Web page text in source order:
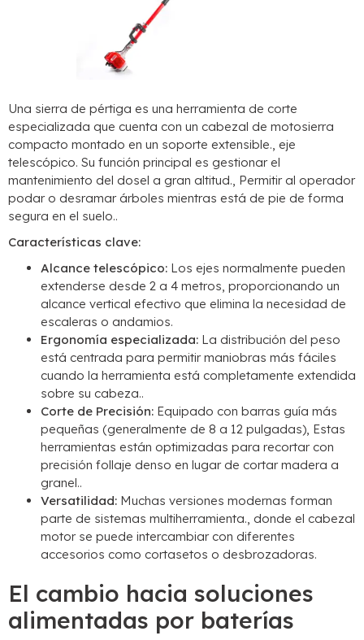
Una sierra de pértiga es una herramienta de corte
especializada que cuenta con un cabezal de motosierra
compacto montado en un soporte extensible., eje
telescópico. Su función principal es gestionar el
mantenimiento del dosel a gran altitud., Permitir al operador
podar o desramar árboles mientras está de pie de forma
segura en el suelo..
Características clave:
Alcance telescópico: Los ejes normalmente pueden
extenderse desde 2 a 4 metros, proporcionando un
alcance vertical efectivo que elimina la necesidad de
escaleras o andamios.
Ergonomía especializada: La distribución del peso
está centrada para permitir maniobras más fáciles
cuando la herramienta está completamente extendida
sobre su cabeza..
Corte de Precisión: Equipado con barras guía más
pequeñas (generalmente de 8 a 12 pulgadas), Estas
herramientas están optimizadas para recortar con
precisión follaje denso en lugar de cortar madera a
granel..
Versatilidad: Muchas versiones modernas forman
parte de sistemas multiherramienta., donde el cabezal
motor se puede intercambiar con diferentes
accesorios como cortasetos o desbrozadoras.
El cambio hacia soluciones
alimentadas por baterías